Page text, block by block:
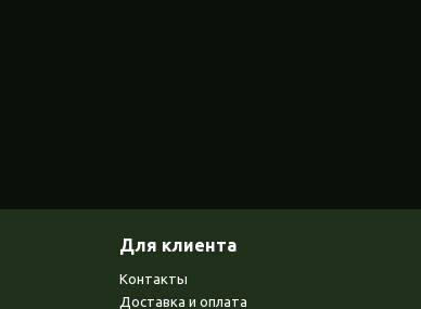
Для клиента
Контакты
Доставка и оплата